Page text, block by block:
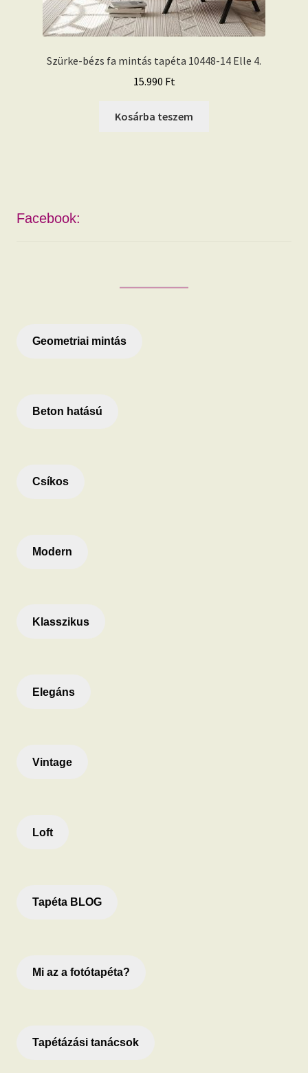
Szürke-bézs fa mintás tapéta 10448-14 Elle 4.
15.990 Ft
Kosárba teszem
Facebook:
Geometriai mintás
Beton hatású
Csíkos
Modern
Klasszikus
Elegáns
Vintage
Loft
Tapéta BLOG
Mi az a fotótapéta?
Tapétázási tanácsok